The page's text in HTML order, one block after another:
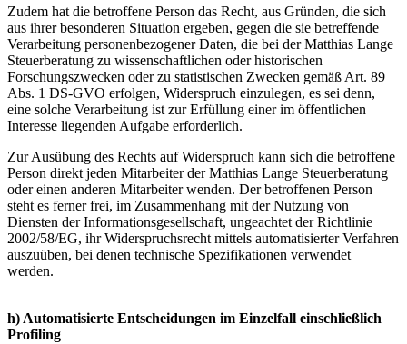
Zudem hat die betroffene Person das Recht, aus Gründen, die sich
aus ihrer besonderen Situation ergeben, gegen die sie betreffende
Verarbeitung personenbezogener Daten, die bei der Matthias Lange
Steuerberatung zu wissenschaftlichen oder historischen
Forschungszwecken oder zu statistischen Zwecken gemäß Art. 89
Abs. 1 DS-GVO erfolgen, Widerspruch einzulegen, es sei denn,
eine solche Verarbeitung ist zur Erfüllung einer im öffentlichen
Interesse liegenden Aufgabe erforderlich.
Zur Ausübung des Rechts auf Widerspruch kann sich die betroffene
Person direkt jeden Mitarbeiter der Matthias Lange Steuerberatung
oder einen anderen Mitarbeiter wenden. Der betroffenen Person
steht es ferner frei, im Zusammenhang mit der Nutzung von
Diensten der Informationsgesellschaft, ungeachtet der Richtlinie
2002/58/EG, ihr Widerspruchsrecht mittels automatisierter Verfahren
auszuüben, bei denen technische Spezifikationen verwendet
werden.
h) Automatisierte Entscheidungen im Einzelfall einschließlich
Profiling